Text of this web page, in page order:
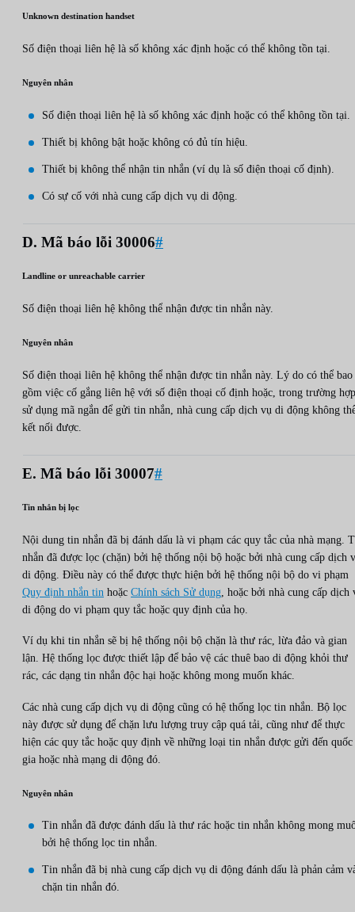
Unknown destination handset
Số điện thoại liên hệ là số không xác định hoặc có thể không tồn tại.
Nguyên nhân
Số điện thoại liên hệ là số không xác định hoặc có thể không tồn tại.
Thiết bị không bật hoặc không có đủ tín hiệu.
Thiết bị không thể nhận tin nhắn (ví dụ là số điện thoại cố định).
Có sự cố với nhà cung cấp dịch vụ di động.
D. Mã báo lỗi 30006#
Landline or unreachable carrier
Số điện thoại liên hệ không thể nhận được tin nhắn này.
Nguyên nhân
Số điện thoại liên hệ không thể nhận được tin nhắn này. Lý do có thể bao
gồm việc cố gắng liên hệ với số điện thoại cố định hoặc, trong trường hợp
sử dụng mã ngắn để gửi tin nhắn, nhà cung cấp dịch vụ di động không
kết nối được.
E. Mã báo lỗi 30007#
Tin nhắn bị lọc
Nội dung tin nhắn đã bị đánh dấu là vi phạm các quy tắc của nhà mạng.
nhắn đã được lọc (chặn) bởi hệ thống nội bộ hoặc bởi nhà cung cấp dịch
di động. Điều này có thể được thực hiện bởi hệ thống nội bộ do vi phạm
Quy định nhắn tin hoặc Chính sách Sử dụng , hoặc bởi nhà cung cấp dịch
di động do vi phạm quy tắc hoặc quy định của họ.
Ví dụ khi tin nhắn sẽ bị hệ thống nội bộ chặn là thư rác, lừa đảo và gian
lận. Hệ thống lọc được thiết lập để bảo vệ các thuê bao di động khỏi thư
rác, các dạng tin nhắn độc hại hoặc không mong muốn khác.
Các nhà cung cấp dịch vụ di động cũng có hệ thống lọc tin nhắn. Bộ lọc
này được sử dụng để chặn lưu lượng truy cập quá tải, cũng như để thực
hiện các quy tắc hoặc quy định về những loại tin nhắn được gửi đến quốc
gia hoặc nhà mạng di động đó.
Nguyên nhân
Tin nhắn đã được đánh dấu là thư rác hoặc tin nhắn không mong
bởi hệ thống lọc tin nhắn.
Tin nhắn đã bị nhà cung cấp dịch vụ di động đánh dấu là phản cảm
chặn tin nhắn đó.